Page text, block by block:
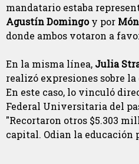
mandatario estaba
Agustín Domingoy por
donde ambos votaron a
En la misma línea, Julia
realizó expresiones sobre
En este caso, lo vinculó
Federal Universitaria del
"Recortaron otros $5.303
capital. Odian la educación